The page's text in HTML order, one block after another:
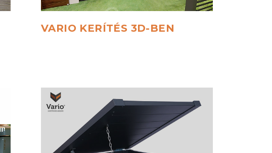
VARIO KERÍTÉS 3D-BEN